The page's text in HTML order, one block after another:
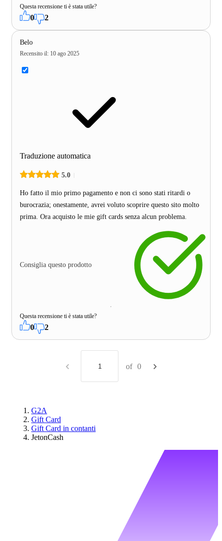
Questa recensione ti è stata utile?
0 2
Belo
Recensito il: 10 ago 2025
Traduzione automatica
5.0
Ho fatto il mio primo pagamento e non ci sono stati ritardi o
burocrazia; onestamente, avrei voluto scoprire questo sito molto
prima. Ora acquisto le mie gift cards senza alcun problema.
Consiglia questo prodotto
Questa recensione ti è stata utile?
0 2
of 0
G2A
Gift Card
Gift Card in contanti
JetonCash